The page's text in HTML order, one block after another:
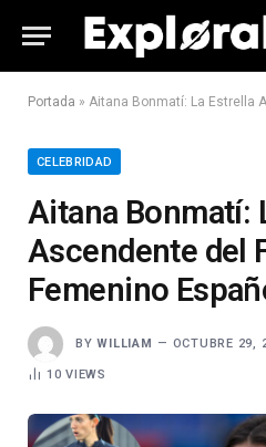
Portada » Aitana Bonmatí: La Estrella
CELEBRIDAD
Aitana Bonmatí:
Ascendente del
Femenino
BY WILLIAM OCTUBRE 29,
10VIEWS